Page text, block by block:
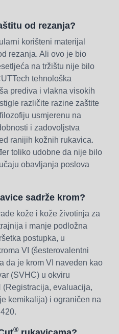
od rezanja?
korišteni materijal
rezanja. Ali ovo je bio
na tržištu nije bilo
tehnološka
prediva i vlakna visokih
različite razine zaštite
usmjerenu na
i zadovoljstva
ranijih kožnih rukavica.
toliko udobne da nije bilo
obavljanja poslova
sadrže krom?
kože i kože životinja za
i manje podložna
postupka, u
VI (šesterovalentni
da je krom VI naveden kao
(SVHC) u okviru
evaluacija,
kemikalija) i ograničen na
®